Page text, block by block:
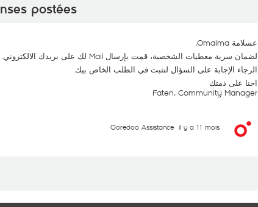
postées
عسلامة Omaima,
لضمان سرية معطيات الشخصية، قمت بإرسال Mail لك على بريدك الالكتروني.
الرجاء الإجابة على السؤال لتثبت في الطلب الخاص بيك.
احنا على ذمتك
Faten, Community Manager
Ooredoo Assistance il y a 11 mois